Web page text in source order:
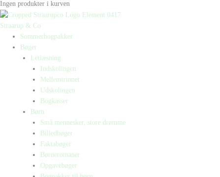
Ingen produkter i kurven
Straarup & Co
Sommerbogpakker
Bøger
Letlæsning
Indskolingen
Mellemtrinnet
Udskolingen
Bogkasser
Børn
Små mennesker, store drømme
Billedbøger
Faktabøger
Børneromaner
Opgavebøger